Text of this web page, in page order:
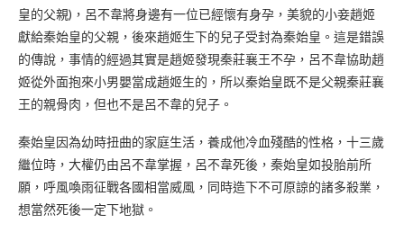
皇的父親)，呂不韋將身邊有一位已經懷有身孕，美貌的小妾趙姬
獻給秦始皇的父親，後來趙姬生下的兒子受封為秦始皇。這是錯誤
的傳說，事情的經過其實是趙姬發現秦莊襄王不孕，呂不韋協助趙
姬從外面抱來小男嬰當成趙姬生的，所以秦始皇既不是父親秦莊襄
王的親骨肉，但也不是呂不韋的兒子。
秦始皇因為幼時扭曲的家庭生活，養成他冷血殘酷的性格，十三歲
繼位時，大權仍由呂不韋掌握，呂不韋死後，秦始皇如投胎前所
願，呼風喚雨征戰各國相當威風，同時造下不可原諒的諸多殺業，
想當然死後一定下地獄。